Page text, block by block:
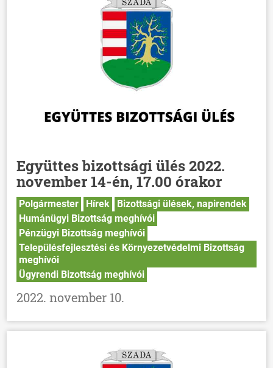
Együttes bizottsági ülés 2022.
november 14-én, 17.00 órakor
Polgármester Hírek
Bizottsági ülések, napirendek
Humánügyi Bizottság meghívói
Pénzügyi Bizottság meghívói
Településfejlesztési és Környezetvédelmi Bizottság
meghívói
Ügyrendi Bizottság meghívói
2022. november 10.